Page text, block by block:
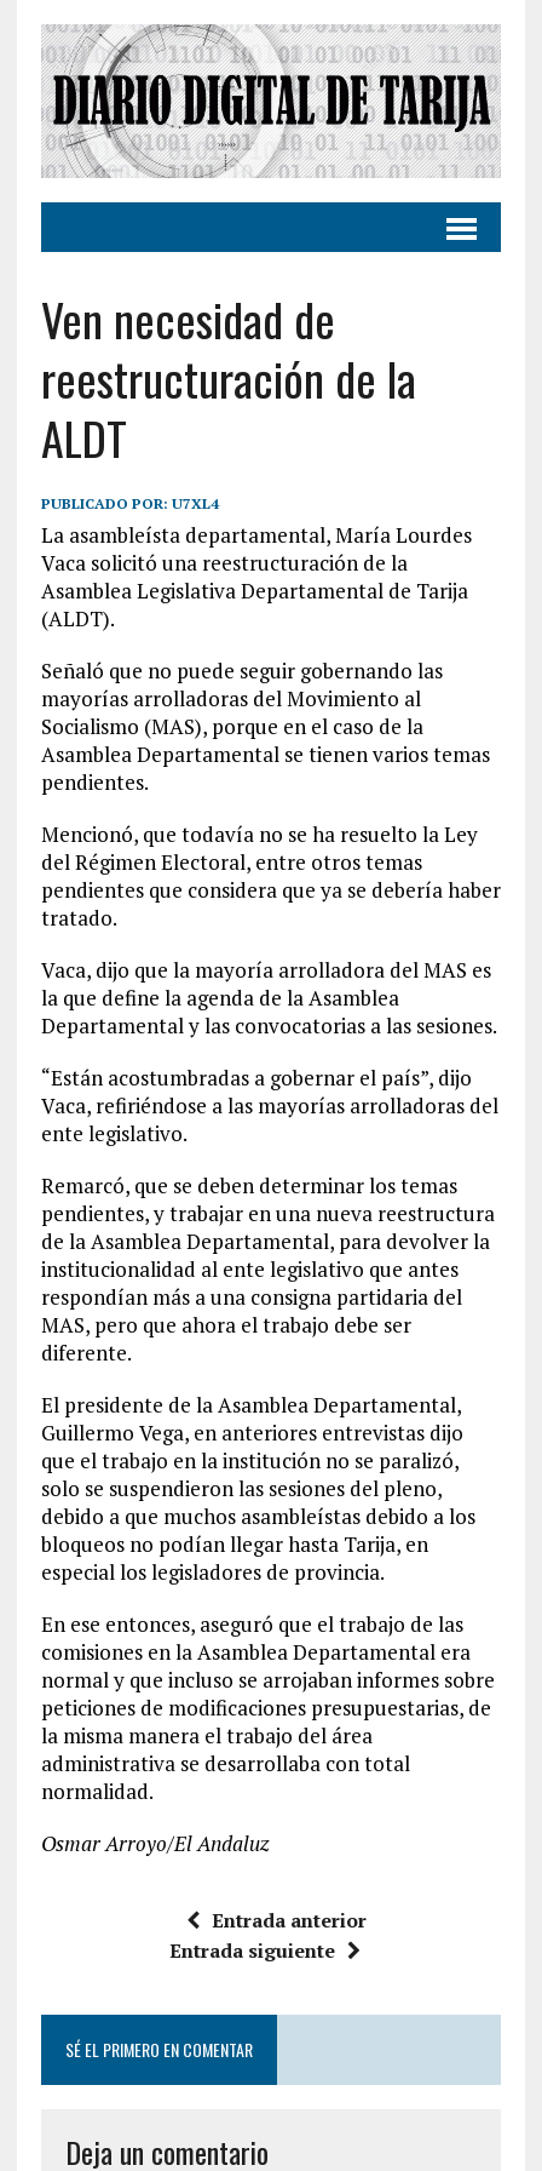
Ven necesidad de
reestructuración de la
ALDT
PUBLICADO POR: U7XL4
La asambleísta departamental, María Lourdes
Vaca solicitó una reestructuración de la
Asamblea Legislativa Departamental de Tarija
(ALDT).
Señaló que no puede seguir gobernando las
mayorías arrolladoras del Movimiento al
Socialismo (MAS), porque en el caso de la
Asamblea Departamental se tienen varios temas
pendientes.
Mencionó, que todavía no se ha resuelto la Ley
del Régimen Electoral, entre otros temas
pendientes que considera que ya se debería haber
tratado.
Vaca, dijo que la mayoría arrolladora del MAS es
la que define la agenda de la Asamblea
Departamental y las convocatorias a las sesiones.
“Están acostumbradas a gobernar el país”, dijo
Vaca, refiriéndose a las mayorías arrolladoras del
ente legislativo.
Remarcó, que se deben determinar los temas
pendientes, y trabajar en una nueva reestructura
de la Asamblea Departamental, para devolver la
institucionalidad al ente legislativo que antes
respondían más a una consigna partidaria del
MAS, pero que ahora el trabajo debe ser
diferente.
El presidente de la Asamblea Departamental,
Guillermo Vega, en anteriores entrevistas dijo
que el trabajo en la institución no se paralizó,
solo se suspendieron las sesiones del pleno,
debido a que muchos asambleístas debido a los
bloqueos no podían llegar hasta Tarija, en
especial los legisladores de provincia.
En ese entonces, aseguró que el trabajo de las
comisiones en la Asamblea Departamental era
normal y que incluso se arrojaban informes sobre
peticiones de modificaciones presupuestarias, de
la misma manera el trabajo del área
administrativa se desarrollaba con total
normalidad.
Osmar Arroyo/El Andaluz
Entrada anterior
Entrada siguiente
SÉ EL PRIMERO EN COMENTAR
Deja un comentario